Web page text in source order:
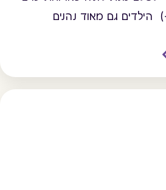
הילדים גם מאוד נהנים